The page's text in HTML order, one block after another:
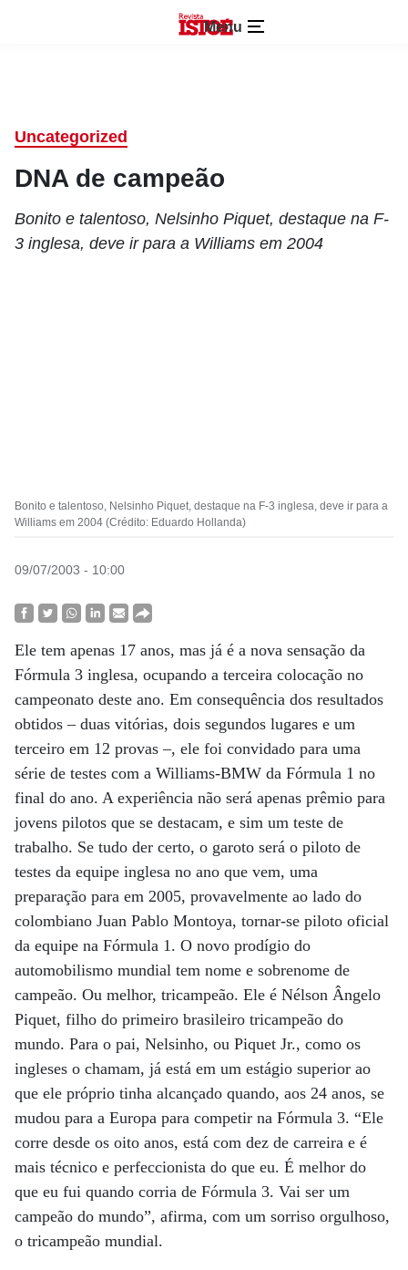
Menu
Uncategorized
DNA de campeão
Bonito e talentoso, Nelsinho Piquet, destaque na F-
3 inglesa, deve ir para a Williams em 2004
Bonito e talentoso, Nelsinho Piquet, destaque na F-3 inglesa, deve ir para a
Williams em 2004 (Crédito: Eduardo Hollanda)
09/07/2003 - 10:00
Ele tem apenas 17 anos, mas já é a nova sensação da
Fórmula 3 inglesa, ocupando a terceira colocação no
campeonato deste ano. Em consequência dos resultados
obtidos – duas vitórias, dois segundos lugares e um
terceiro em 12 provas –, ele foi convidado para uma
série de testes com a Williams-BMW da Fórmula 1 no
final do ano. A experiência não será apenas prêmio para
jovens pilotos que se destacam, e sim um teste de
trabalho. Se tudo der certo, o garoto será o piloto de
testes da equipe inglesa no ano que vem, uma
preparação para em 2005, provavelmente ao lado do
colombiano Juan Pablo Montoya, tornar-se piloto oficial
da equipe na Fórmula 1. O novo prodígio do
automobilismo mundial tem nome e sobrenome de
campeão. Ou melhor, tricampeão. Ele é Nélson Ângelo
Piquet, filho do primeiro brasileiro tricampeão do
mundo. Para o pai, Nelsinho, ou Piquet Jr., como os
ingleses o chamam, já está em um estágio superior ao
que ele próprio tinha alcançado quando, aos 24 anos, se
mudou para a Europa para competir na Fórmula 3. “Ele
corre desde os oito anos, está com dez de carreira e é
mais técnico e perfeccionista do que eu. É melhor do
que eu fui quando corria de Fórmula 3. Vai ser um
campeão do mundo”, afirma, com um sorriso orgulhoso,
o tricampeão mundial.